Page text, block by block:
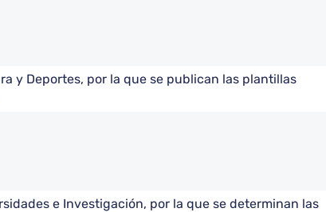
y Deportes, por la que se publican las plantillas
e Investigación, por la que se determinan las